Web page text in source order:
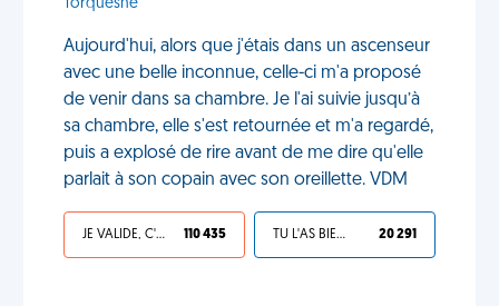
Torquesne
Aujourd'hui, alors que j'étais dans un ascenseur
avec une belle inconnue, celle-ci m'a proposé
de venir dans sa chambre. Je l'ai suivie jusqu’à
sa chambre, elle s'est retournée et m'a regardé,
puis a explosé de rire avant de me dire qu'elle
parlait à son copain avec son oreillette. VDM
JE VALIDE, C'EST UNE VDM 110 435 TU L'AS BIEN MÉRITÉ 20 291